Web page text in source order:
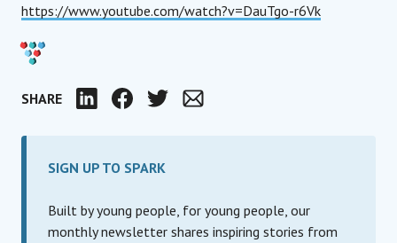
https://www.youtube.com/watch?v=DauTgo-r6Vk
SHARE LinkedIn FacebookTwitter
SIGN UP TO SPARK
Built by young people, for young people, our
monthly newsletter shares inspiring stories from